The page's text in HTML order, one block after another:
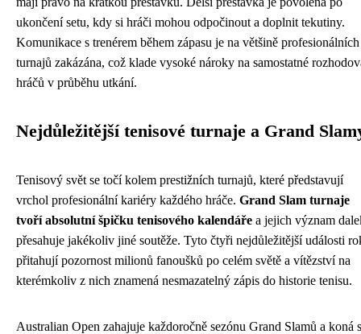
ukončení setu, kdy si hráči mohou odpočinout a doplnit tekutiny.
Komunikace s trenérem během zápasu je na většině profesionálních
turnajů zakázána, což klade vysoké nároky na samostatné
hráčů v průběhu utkání.
Nejdůležitější tenisové turnaje a Grand
Tenisový svět se točí kolem prestižních turnajů, které představují
vrchol profesionální kariéry každého hráče. Grand Slam turnaje
tvoří absolutní špičku tenisového kalendáře a jejich význam
přesahuje jakékoliv jiné soutěže. Tyto čtyři nejdůležitější události
přitahují pozornost milionů fanoušků po celém světě a vítězství na
kterémkoliv z nich znamená nesmazatelný zápis do historie tenisu.
Australian Open zahajuje každoročně sezónu Grand Slamů a koná